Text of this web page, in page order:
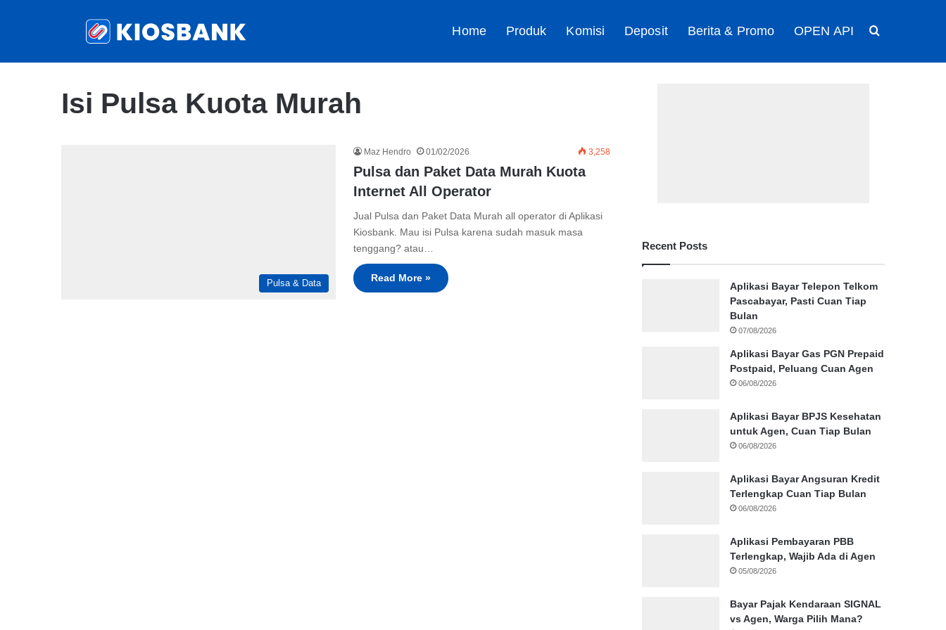
Home Produk Komisi Deposit Berita & Promo OPEN API
Isi Pulsa Kuota Murah
Pulsa & Data
Maz Hendro 01/02/2026 3,258
Pulsa dan Paket Data Murah Kuota
Internet All Operator
Jual Pulsa dan Paket Data Murah all operator di Aplikasi
Kiosbank. Mau isi Pulsa karena sudah masuk masa
tenggang? atau…
Read More »
Recent Posts
Aplikasi Bayar Telepon Telkom
Pascabayar, Pasti Cuan Tiap
Bulan
07/08/2026
Aplikasi Bayar Gas PGN Prepaid
Postpaid, Peluang Cuan Agen
06/08/2026
Aplikasi Bayar BPJS Kesehatan
untuk Agen, Cuan Tiap Bulan
06/08/2026
Aplikasi Bayar Angsuran Kredit
Terlengkap Cuan Tiap Bulan
06/08/2026
Aplikasi Pembayaran PBB
Terlengkap, Wajib Ada di Agen
05/08/2026
Bayar Pajak Kendaraan SIGNAL
vs Agen, Warga Pilih Mana?